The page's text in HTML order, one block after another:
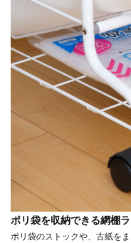
ポリ袋を収納できる網棚
ポリ袋のストックや、古紙を